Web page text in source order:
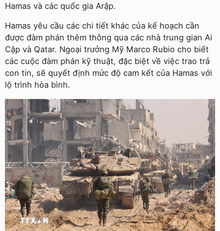
Hamas và các quốc gia Arập.
Hamas yêu cầu các chi tiết khác của kế hoạch cần
được đàm phán thêm thông qua các nhà trung gian Ai
Cập và Qatar. Ngoại trưởng Mỹ Marco Rubio cho biết
các cuộc đàm phán kỹ thuật, đặc biệt về việc trao trả
con tin, sẽ quyết định mức độ cam kết của Hamas với
lộ trình hòa bình.